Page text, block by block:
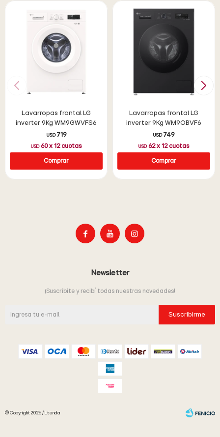
Lavarropas frontal LG
inverter 9Kg WM9GWVFS6
USD 719
USD 60x 12cuotas
Lavarropas frontal LG
inverter 9Kg WM9OBVF6
USD 749
USD 62x 12cuotas
  
Newsletter
¡Suscribite y recibí todas nuestras novedades!
Suscribirme
© Copyright 2026 / Ltienda